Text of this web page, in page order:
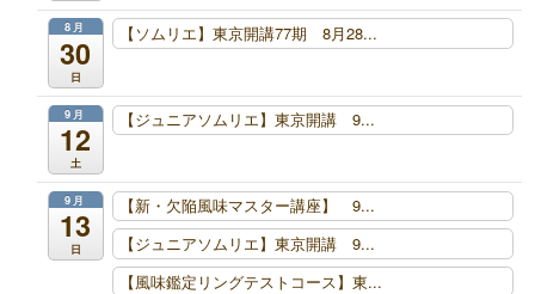
8月
30
日
【ソムリエ】東京開講77期 8月28...
9月
12
土
【ジュニアソムリエ】東京開講 9...
9月
13
日
【新・欠陥風味マスター講座】 9...
【ジュニアソムリエ】東京開講 9...
【風味鑑定リングテストコース】東...